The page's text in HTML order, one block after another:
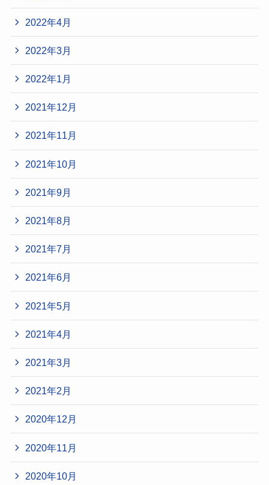
2022年4月
2022年3月
2022年1月
2021年12月
2021年11月
2021年10月
2021年9月
2021年8月
2021年7月
2021年6月
2021年5月
2021年4月
2021年3月
2021年2月
2020年12月
2020年11月
2020年10月